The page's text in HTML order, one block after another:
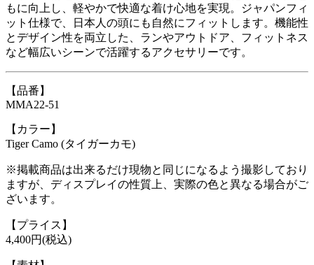
もに向上し、軽やかで快適な着け心地を実現。ジャパンフィ
ット仕様で、日本人の頭にも自然にフィットします。機能性
とデザイン性を両立した、ランやアウトドア、フィットネス
など幅広いシーンで活躍するアクセサリーです。
【品番】
MMA22-51
【カラー】
Tiger Camo (タイガーカモ)
※掲載商品は出来るだけ現物と同じになるよう撮影しており
ますが、ディスプレイの性質上、実際の色と異なる場合がご
ざいます。
【プライス】
4,400円(税込)